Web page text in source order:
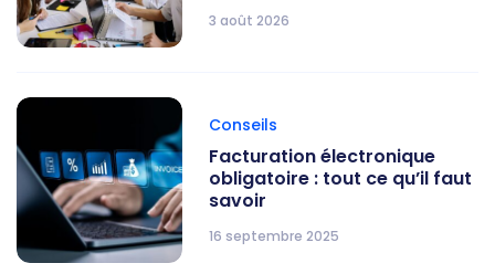
3 août 2026
Conseils
Facturation électronique
obligatoire : tout ce qu’il faut
savoir
16 septembre 2025